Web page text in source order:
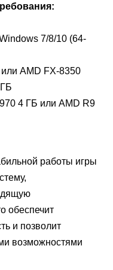
7/8/10 (64-
AMD FX-8350
4 ГБ или AMD R9
работы игры
обеспечит
и позволит
возможностями